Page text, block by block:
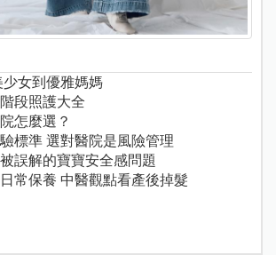
女到優雅媽媽
段照護大全
怎麼選？
標準 選對醫院是風險管理
誤解的寶寶安全感問題
常保養 中醫觀點看產後掉髮